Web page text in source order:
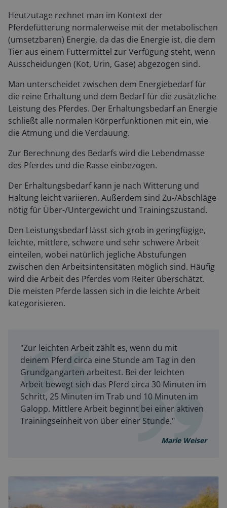
Heutzutage rechnet man im Kontext der
Pferdefütterung normalerweise mit der metabolischen
(umsetzbaren) Energie, da das die Energie ist, die dem
Tier aus einem Futtermittel zur Verfügung steht, wenn
Ausscheidungen (Kot, Urin, Gase) abgezogen sind.
Man unterscheidet zwischen dem Energiebedarf für
die reine Erhaltung und dem Bedarf für die zusätzliche
Leistung des Pferdes. Der Erhaltungsbedarf an Energie
schließt alle normalen Körperfunktionen mit ein, wie
die Atmung und die Verdauung.
Zur Berechnung des Bedarfs wird die Lebendmasse
des Pferdes und die Rasse einbezogen.
Der Erhaltungsbedarf kann je nach Witterung und
Haltung leicht variieren. Außerdem sind Zu-/Abschläge
nötig für Über-/Untergewicht und Trainingszustand.
Den Leistungsbedarf lässt sich grob in geringfügige,
leichte, mittlere, schwere und sehr schwere Arbeit
einteilen, wobei natürlich jegliche Abstufungen
zwischen den Arbeitsintensitäten möglich sind. Häufig
wird die Arbeit des Pferdes vom Reiter überschätzt.
Die meisten Pferde lassen sich in die leichte Arbeit
kategorisieren.
"Zur leichten Arbeit zählt es, wenn du mit
deinem Pferd circa eine Stunde am Tag in den
Grundgangarten arbeitest. Bei der leichten
Arbeit bewegt sich das Pferd circa 30 Minuten im
Schritt, 25 Minuten im Trab und 10 Minuten im
Galopp. Mittlere Arbeit beginnt bei einer aktiven
Trainingseinheit von über einer Stunde."
Marie Weiser